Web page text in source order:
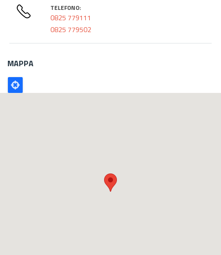
TELEFONO:
0825 779111
0825 779502
MAPPA
Poligono
GEO